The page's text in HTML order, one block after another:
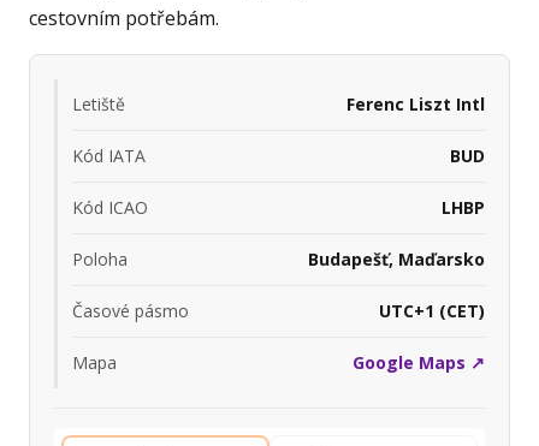
cestovním potřebám.
Letiště Ferenc Liszt Intl
Kód IATA BUD
Kód ICAO LHBP
Poloha Budapešť, Maďarsko
Časové pásmo UTC+1 (CET)
Mapa Google Maps ↗